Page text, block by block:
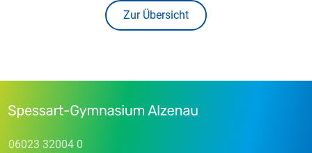
Zur Übersicht
06023 32004 0